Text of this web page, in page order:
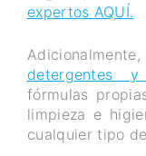
expertos AQUÍ.
detergentes y
fórmulas
limpieza e
cualquier tipo